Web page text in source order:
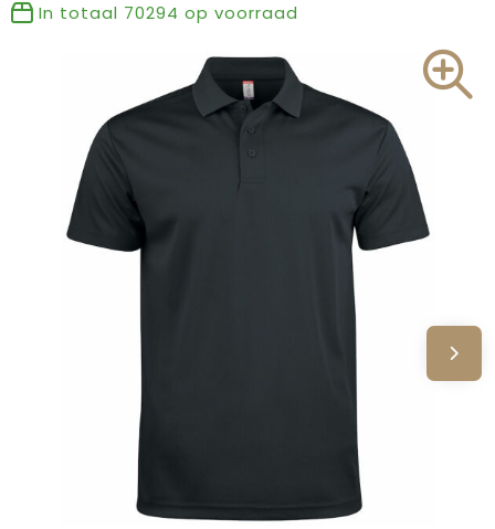
Kraamcadeaus
Pasen
Sinterklaas
Verjaardagen
Voor de bouw
Zomerpakketten
In totaal 70294 op voorraad